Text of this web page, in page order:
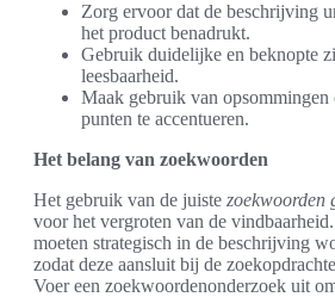
Zorg ervoor dat de beschrijving
het product benadrukt.
Gebruik duidelijke en beknopte
leesbaarheid.
Maak gebruik van
punten te accentueren.
Het belang van zoekwoorden
Het gebruik van de juiste zoekwoorden
voor het vergroten van de
moeten strategisch in de beschrijving
zodat deze aansluit bij de
Voer een zoekwoordenonderzoek uit